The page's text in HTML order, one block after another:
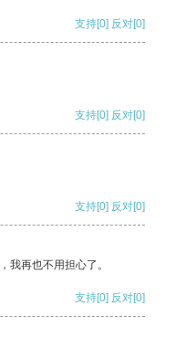
支持[0] 反对[0]
支持[0] 反对[0]
支持[0] 反对[0]
再也不用担心了。
支持[0] 反对[0]